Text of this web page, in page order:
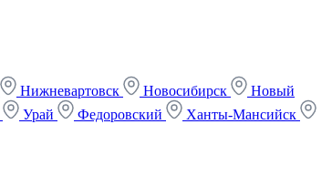
Нижневартовск Новосибирск
Новый
Урай Федоровский
Ханты-Мансийск